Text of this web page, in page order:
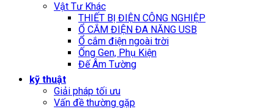
Vật Tư Khác
THIẾT BỊ ĐIỆN CÔNG NGHIỆP
Ổ CẮM ĐIỆN ĐA NĂNG USB
Ổ cắm điện ngoài trời
Ống Gen, Phụ Kiện
Đế Âm Tường
kỹ thuật
Giải pháp tối ưu
Vấn đề thường gặp